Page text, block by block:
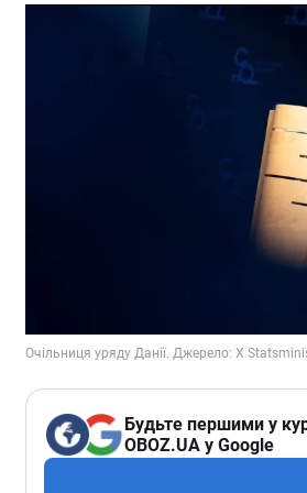
Будьте першими у
OBOZ.UA у Google